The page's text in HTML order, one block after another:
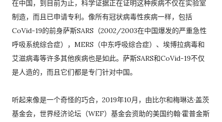
在中国，到目前为止，科学证据正在证明这种疾病不仅在实验室
制造，而且已申请专利。像所有冠状病毒性疾病一样，包括
CoVid-19的前身萨斯SARS（2002/2003在中国爆发的严重急性
呼吸系统综合症），MERS（中东呼吸综合症）、埃博拉病毒和
艾滋病毒等许多其他疾病也是如此。萨斯SARS和CoVid-19不仅
是人造的，而且它们都是专门针对中国。
听起来像是一个奇怪的巧合，2019年10月，由比尔和梅琳达·盖茨
基金会，世界经济论坛（WEF）基金会资助的美国约翰·霍普金斯